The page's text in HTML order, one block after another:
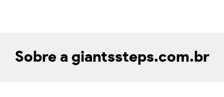
Sobre a giantssteps.com.br